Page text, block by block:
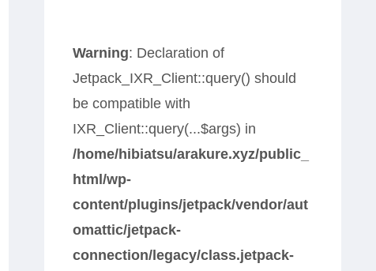
Warning: Declaration of
Jetpack_IXR_Client::query() should
be compatible with
IXR_Client::query(...$args) in
/home/hibiatsu/arakure.xyz/public_
html/wp-
content/plugins/jetpack/vendor/aut
omattic/jetpack-
connection/legacy/class.jetpack-